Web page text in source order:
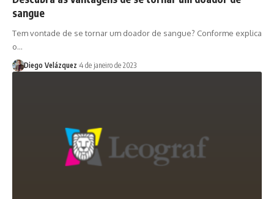
sangue
Tem vontade de se tornar um doador de sangue? Conforme explica
o…
Diego Velázquez 4 de janeiro de 2023